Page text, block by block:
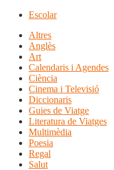
Escolar
Altres
Anglès
Art
Calendaris i Agendes
Ciència
Cinema i Televisió
Diccionaris
Guies de Viatge
Literatura de Viatges
Multimèdia
Poesia
Regal
Salut